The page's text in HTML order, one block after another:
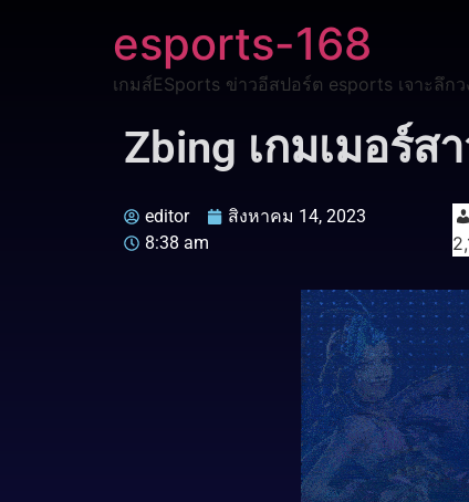
esports-168
เกมส์ESports ข่าวอีสปอร์ต esports เจาะลึก
Zbing เกมเมอร์
editor
สิงหาคม 14, 2023
8:38 am